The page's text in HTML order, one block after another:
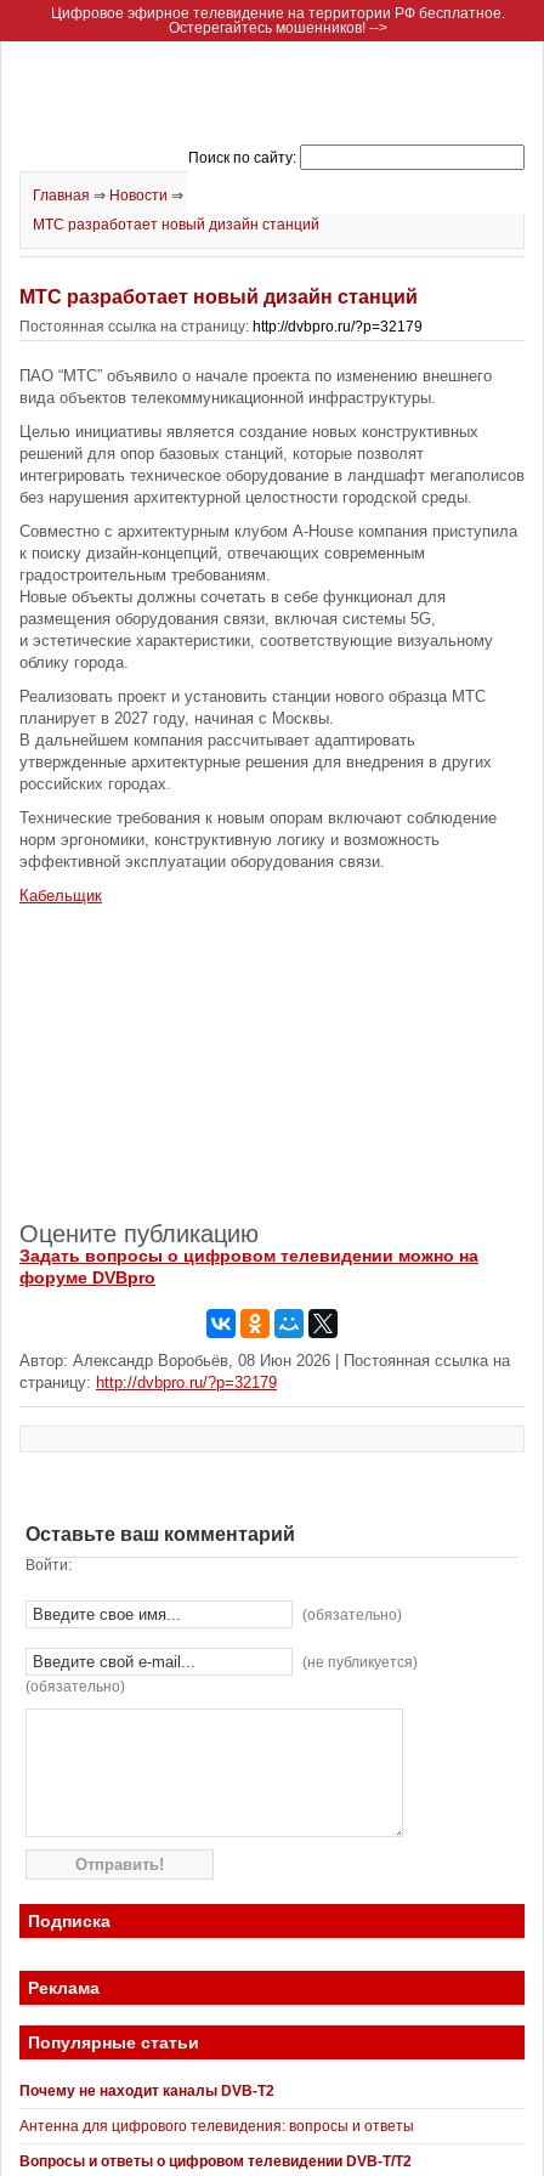
Цифровое эфирное телевидение на территории РФ бесплатное.
Остерегайтесь мошенников! -->
Поиск по сайту:
Главная ⇒ Новости ⇒
МТС разработает новый дизайн станций
МТС разработает новый дизайн станций
Постоянная ссылка на страницу: http://dvbpro.ru/?p=32179
ПАО “МТС” объявило о начале проекта по изменению внешнего
вида объектов телекоммуникационной инфраструктуры.
Целью инициативы является создание новых конструктивных
решений для опор базовых станций, которые позволят
интегрировать техническое оборудование в ландшафт мегаполисов
без нарушения архитектурной целостности городской среды.
Совместно с архитектурным клубом A-House компания приступила
к поиску дизайн-концепций, отвечающих современным
градостроительным требованиям.
Новые объекты должны сочетать в себе функционал для
размещения оборудования связи, включая системы 5G,
и эстетические характеристики, соответствующие визуальному
облику города.
Реализовать проект и установить станции нового образца МТС
планирует в 2027 году, начиная с Москвы.
В дальнейшем компания рассчитывает адаптировать
утвержденные архитектурные решения для внедрения в других
российских городах.
Технические требования к новым опорам включают соблюдение
норм эргономики, конструктивную логику и возможность
эффективной эксплуатации оборудования связи.
Кабельщик
Оцените публикацию
Задать вопросы о цифровом телевидении можно на
форуме DVBpro
Автор: Александр Воробьёв, 08 Июн 2026 | Постоянная ссылка на
страницу: http://dvbpro.ru/?p=32179
Оставьте ваш комментарий
Войти:
(обязательно)
(не публикуется)
(обязательно)
Подписка
Реклама
Популярные статьи
Почему не находит каналы DVB-T2
Антенна для цифрового телевидения: вопросы и ответы
Вопросы и ответы о цифровом телевидении DVB-T/T2